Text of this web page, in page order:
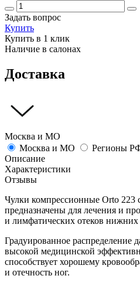
Задать вопрос
Купить
Купить в 1 клик
Наличие в салонах
Доставка
Москва и МО
Москва и МО
Регионы
Описание
Характеристики
Отзывы
Чулки компрессионные Orto 223
предназначены для лечения и
и лимфатических отеков нижних
Градуированное распределение
высокой медицинской
способствует хорошему
и отечность ног.